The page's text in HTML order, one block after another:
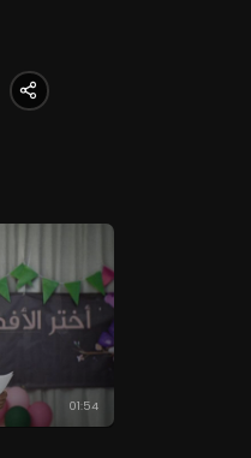
in Saoedi-Arabië.
01:54